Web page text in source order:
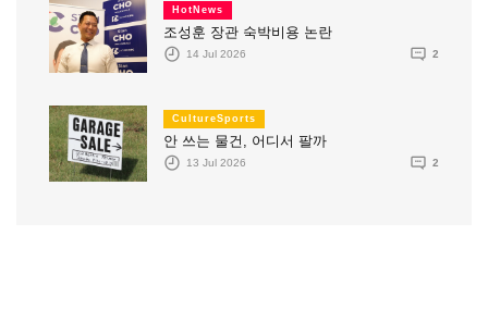
HotNews
조성훈 장관 숙박비용 논란
14 Jul 2026 2
CultureSports
안 쓰는 물건, 어디서 팔까
13 Jul 2026 2